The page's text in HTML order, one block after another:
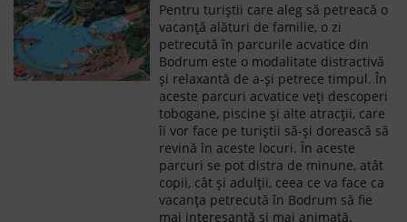
Pentru turiștii care aleg să petreacă o
vacanță alături de familie, o zi
petrecută în parcurile acvatice din
Bodrum este o modalitate distractivă
și relaxantă de a-și petrece timpul. În
aceste parcuri acvatice veți descoperi
tobogane, piscine și alte atracții, care
îi vor face pe turiștii să-și dorească să
revină în aceste locuri. În aceste
parcuri se pot distra de minune, atât
copii, cât și adulții, ceea ce va face ca
vacanța petrecută în Bodrum să fie
mai interesantă și mai animată.